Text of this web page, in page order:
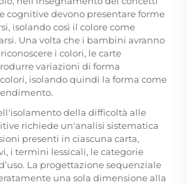
cognitive devono presentare forme
isolando così il colore come
Una volta che i bambini avranno
i colori, le carte
variazioni di forma
isolando quindi la forma come
della difficoltà alle
richiede un'analisi sistematica
presenti in ciascuna carta,
i termini lessicali, le categorie
La progettazione sequenziale
una sola dimensione alla